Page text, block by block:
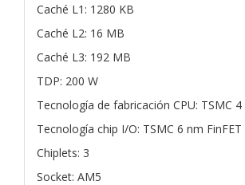
Caché L1: 1280 KB
Caché L2: 16 MB
Caché L3: 192 MB
TDP: 200 W
Tecnología de fabricación CPU: TSMC 4
Tecnología chip I/O: TSMC 6 nm FinFET
Chiplets: 3
Socket: AM5